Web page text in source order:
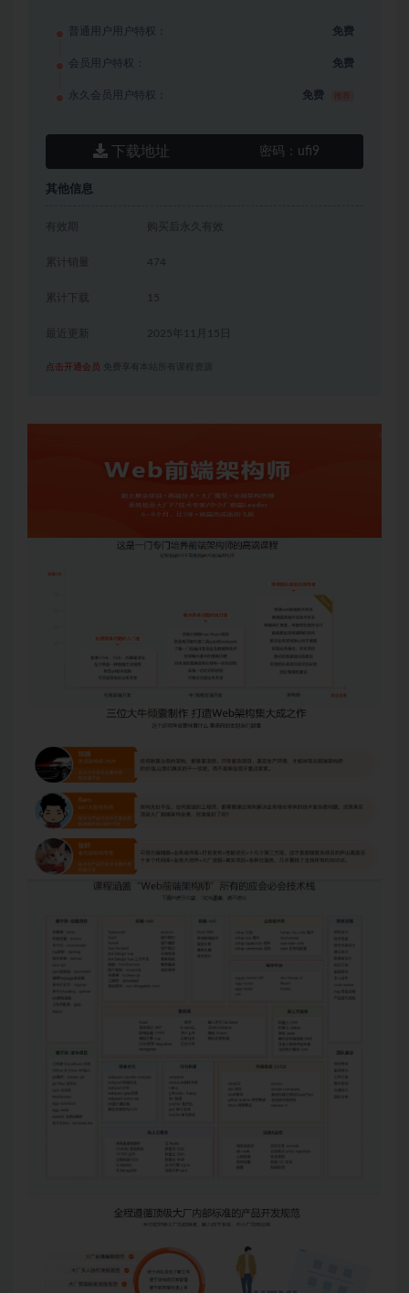
普通用户用户特权： 免费
会员用户特权： 免费
永久会员用户特权： 免费
下载地址 密码： ufi9
其他信息
有效期 购买后永久有效
累计销量 474
累计下载 15
2025年11月15日
点击开通会员 免费享有本站所有课程资源